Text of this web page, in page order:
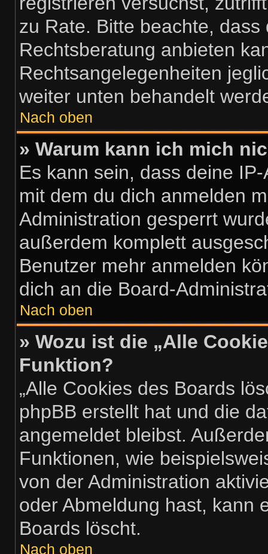
zu Rate. Bitte beachte,
Rechtsberatung anbieten
Rechtsangelegenheiten
weiter unten behandelt
Nach oben
» Warum kann ich mich
Es kann sein, dass deine
mit dem du dich anmelden
Administration gesperrt
außerdem komplett
Benutzer mehr anmelden
dich an die Board-
Nach oben
» Wozu ist die „Alle
Funktion?
„Alle Cookies des Boards
phpBB erstellt hat und die
angemeldet bleibst.
Funktionen, wie
von der Administration
oder Abmeldung hast, kann
Boards löscht.
Nach oben